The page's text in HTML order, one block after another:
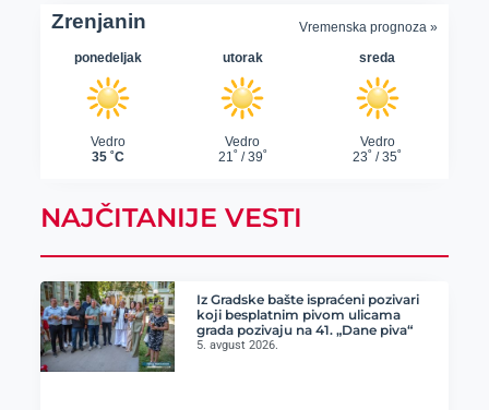
NAJČITANIJE VESTI
Iz Gradske bašte ispraćeni pozivari
koji besplatnim pivom ulicama
grada pozivaju na 41. „Dane piva“
5. avgust 2026.